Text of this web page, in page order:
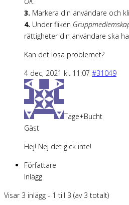
3. Markera din användare och
4. Under fliken
rättigheter din användare ska ha.
Kan det lösa problemet?
4 dec, 2021 kl. 11:07 #31049
Tage+Bucht
Gäst
Hej! Nej det gick inte!
Författare
Inlägg
Visar 3 inlägg - 1 till 3 (av 3 totalt)